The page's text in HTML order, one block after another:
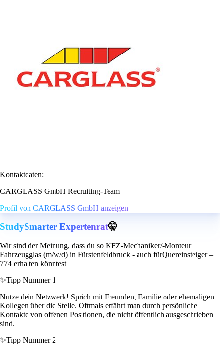
Kontaktdaten:
CARGLASS GmbH Recruiting-Team
Profil von CARGLASS GmbH anzeigen
StudySmarter Expertenrat🤫
Wir sind der Meinung, dass du so KFZ-Mechaniker/-Monteur
Fahrzeugglas (m/w/d) in Fürstenfeldbruck - auch fürQuereinsteiger –
774 erhalten könntest
✨Tipp Nummer 1
Nutze dein Netzwerk! Sprich mit Freunden, Familie oder ehemaligen
Kollegen über die Stelle. Oftmals erfährt man durch persönliche
Kontakte von offenen Positionen, die nicht öffentlich ausgeschrieben
sind.
✨Tipp Nummer 2